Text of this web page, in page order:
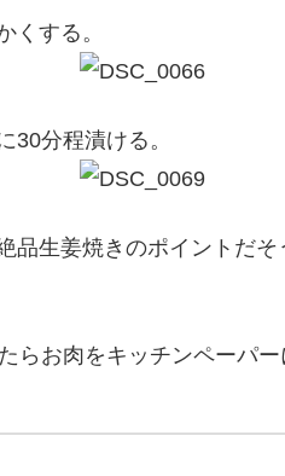
くする。
30分程漬ける。
品生姜焼きのポイントだ
らお肉をキッチンペーパ